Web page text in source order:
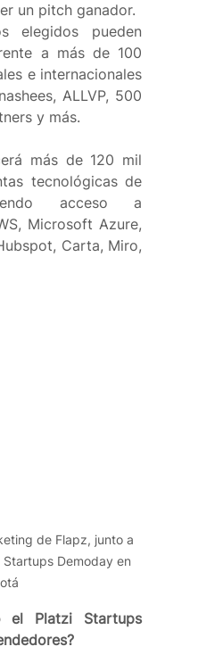
un pitch ganador.
elegidos pueden
a más de 100
e internacionales
ALLVP, 500
y más.
más de 120 mil
tecnológicas de
acceso a
Microsoft Azure,
Carta, Miro,
de Flapz, junto a
Demoday en
el Platzi Startups